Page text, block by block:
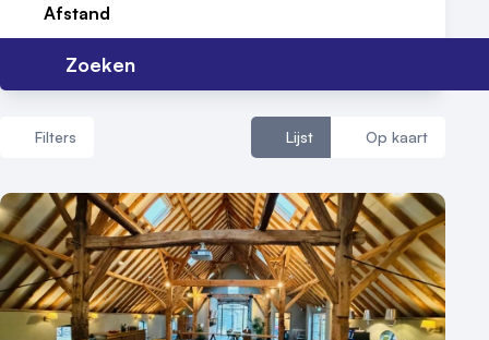
Afstand
Zoeken
Filters Lijst Op kaart
Aantal zalen
1 - 5 zalen
6 - 10 zalen
10 of meer zalen